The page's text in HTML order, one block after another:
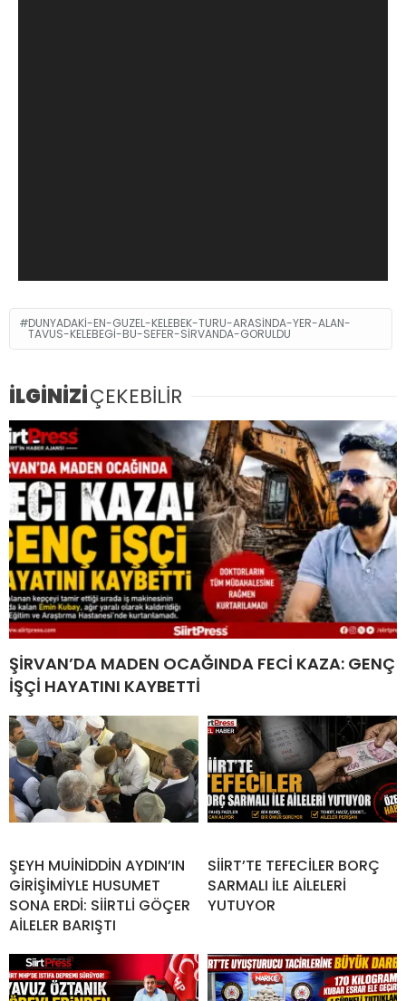
DUNYADAKI-EN-GUZEL-KELEBEK-TURU-ARASINDA-YER-ALAN-
TAVUS-KELEBEGI-BU-SEFER-SIRVANDA-GORULDU
İLGİNİZİÇEKEBİLİR
ŞİRVAN’DA MADEN OCAĞINDA FECİ KAZA: GENÇ
İŞÇİ HAYATINI KAYBETTİ
ŞEYH MUİNİDDİN AYDIN’IN
GİRİŞİMİYLE HUSUMET
SONA ERDİ: SİİRTLİ GÖÇER
AİLELER BARIŞTI
SİİRT’TE TEFECİLER BORÇ
SARMALI İLE AİLELERİ
YUTUYOR